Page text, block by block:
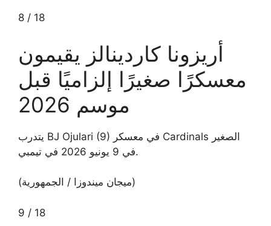
8 / 18
أريزونا كاردينالز يقيمون
معسكرًا صغيرًا إلزاميًا قبل
موسم 2026
يتدرب BJ Ojulari (9) في معسكر Cardinals الصغير
في 9 يونيو 2026 في تيمبي.
(ميجان ميندوزا / الجمهورية)
9 / 18